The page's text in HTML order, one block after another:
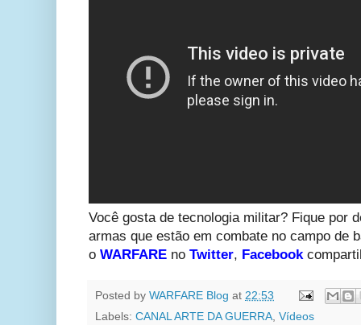
Você gosta de tecnologia militar? Fique por
armas que estão em combate no campo de
o WARFARE no Twitter, Facebook
Posted by WARFARE Blog at 22:53
Labels: CANAL ARTE DA GUERRA, Vídeos